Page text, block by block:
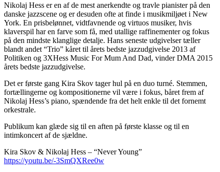
Nikolaj Hess er en af de mest anerkendte og travle pianister på den
danske jazzscene og er desuden ofte at finde i musikmiljøet i New
York. En prisbelønnet, vidtfavnende og virtuos musiker, hvis
klaverspil har en farve som få, med utallige raffinementer og fokus
på den mindste klanglige detalje. Hans seneste udgivelser tæller
blandt andet “Trio” kåret til årets bedste jazzudgivelse 2013 af
Politiken og 3XHess Music For Mum And Dad, vinder DMA 2015
årets bedste jazzudgivelse.
Det er første gang Kira Skov tager hul på en duo turné. Stemmen,
fortællingerne og kompositionerne vil være i fokus, båret frem af
Nikolaj Hess’s piano, spændende fra det helt enkle til det fornemt
orkestrale.
Publikum kan glæde sig til en aften på første klasse og til en
intimkoncert af de sjældne.
Kira Skov & Nikolaj Hess – “Never Young”
https://youtu.be/-3SmQXRee0w